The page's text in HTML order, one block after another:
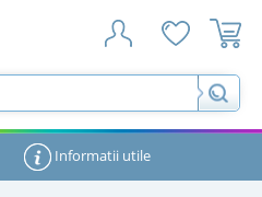
Informatii utile